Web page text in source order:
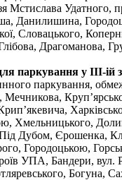
Мстислава Удатного,
Данилишина,
Словацького,
Драгоманова,
паркування у ІІІ-ій
паркування,
Мечникова,
Хмельницького,
Дубом, Єрошенка,
Городоцькою,
УПА, Бандери, вул.
Богуна,